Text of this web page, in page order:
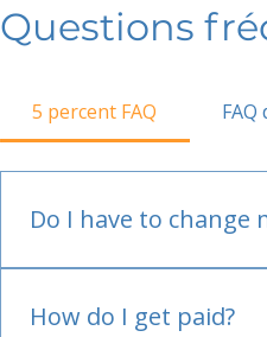
Questions
5 percent FAQ FAQ
Do I have to change
How do I get paid?